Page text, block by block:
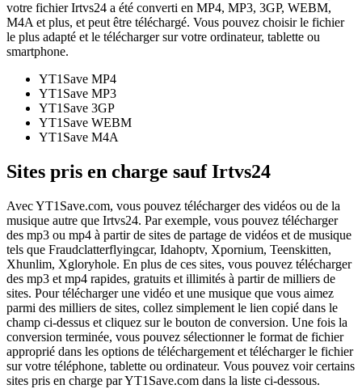
votre fichier Irtvs24 a été converti en MP4, MP3, 3GP, WEBM,
M4A et plus, et peut être téléchargé. Vous pouvez choisir le fichier
le plus adapté et le télécharger sur votre ordinateur, tablette ou
smartphone.
YT1Save MP4
YT1Save MP3
YT1Save 3GP
YT1Save WEBM
YT1Save M4A
Sites pris en charge sauf Irtvs24
Avec YT1Save.com, vous pouvez télécharger des vidéos ou de la
musique autre que Irtvs24. Par exemple, vous pouvez télécharger
des mp3 ou mp4 à partir de sites de partage de vidéos et de musique
tels que Fraudclatterflyingcar, Idahoptv, Xpornium, Teenskitten,
Xhunlim, Xgloryhole. En plus de ces sites, vous pouvez télécharger
des mp3 et mp4 rapides, gratuits et illimités à partir de milliers de
sites. Pour télécharger une vidéo et une musique que vous aimez
parmi des milliers de sites, collez simplement le lien copié dans le
champ ci-dessus et cliquez sur le bouton de conversion. Une fois la
conversion terminée, vous pouvez sélectionner le format de fichier
approprié dans les options de téléchargement et télécharger le fichier
sur votre téléphone, tablette ou ordinateur. Vous pouvez voir certains
sites pris en charge par YT1Save.com dans la liste ci-dessous.